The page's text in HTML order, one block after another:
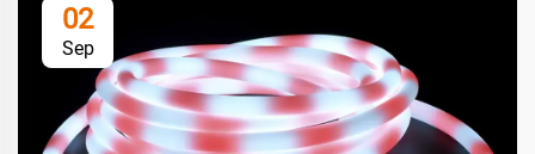
02
Sep